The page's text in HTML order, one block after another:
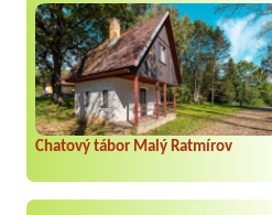
Chatový tábor Malý Ratmírov